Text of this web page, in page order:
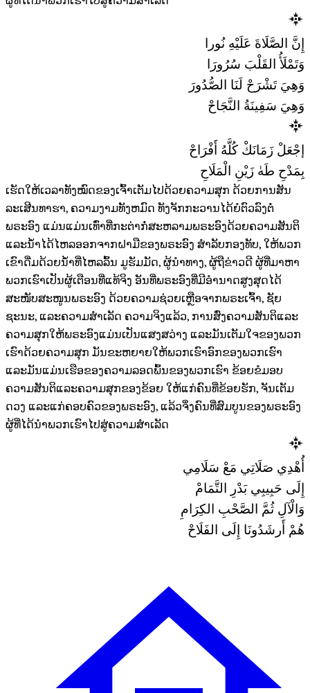
إِنَّ الصَّلَاةَ عَلَيْهِ نُورا
وَتَمْلَأُ القَلْبَ سُرُورَا
وَهِيَ تَشْرَحْ لَنَا الصُّدُورَ
وَهِيَ سَفِينَةُ النَّجَاحْ
إجْعَلْ زَمَانَكْ كُلَّهُ أَفْرَاحْ
بِمَدْحِ طَهٰ زَيْنِ الْمَلَاحِ
ເຮັດໃຫ້ເວລາທັງໝົດຂອງເຈົ້າເຕັມໄປດ້ວຍຄວາມສຸກ ດ້ວຍການສັນ
ລະເສີນທາຮາ, ຄວາມງາມທັງຫມົດ ທັງຈັກກະວານໄດ້ຍໍຕົວລົງຕໍ່
ພຣະອົງ ແມ່ນແມ່ນເທົ່າທີ່ກະຕ່າກໍ່ສະຫລາມພຣະອົງດ້ວຍຄວາມສັນຕິ
ແລະນ້ຳໄດ້ໄຫລອອກຈາກຝາມືຂອງພຣະອົງ ສຳລັບກອງທັບ, ໃຫ້ພວກ
ເຂົາດື່ມດ້ວຍນ້ຳທີ່ໄຫລລົ້ນ ມູຮັມມັດ, ຜູ້ນຳທາງ, ຜູ້ຖືຂ່າວດີ ຜູ້ທີ່ມາຫາ
ພວກເຮົາເປັນຜູ້ເຕືອນທີ່ແທ້ຈິງ ອັນທີ່ພຣະອົງທີ່ມີອຳນາດສູງສຸດໄດ້
ສະໜັບສະໜູນພຣະອົງ ດ້ວຍຄວາມຊ່ວຍເຫຼືອຈາກພຣະເຈົ້າ, ຊັຍ
ຊະນະ, ແລະຄວາມສຳເລັດ ຄວາມຈິງແລ້ວ, ການສົ່ງຄວາມສັນຕິແລະ
ຄວາມສຸກໃຫ້ພຣະອົງແມ່ນເປັນແສງສວ່າງ ແລະມັນເຕັມໃຈຂອງພວກ
ເຮົາດ້ວຍຄວາມສຸກ ມັນຂະຫຍາຍໃຫ້ພວກເຮົາອົກຂອງພວກເຮົາ
ແລະມັນແມ່ນເຮືອຂອງຄວາມລອດພົ້ນຂອງພວກເຮົາ ຂ້ອຍຂໍມອບ
ຄວາມສັນຕິແລະຄວາມສຸກຂອງຂ້ອຍ ໃຫ້ແກ່ຄົນທີ່ຂ້ອຍຮັກ, ຈັນເຕັມ
ດວງ ແລະແກ່ຄອບຄົວຂອງພຣະອົງ, ແລ້ວຈຶ່ງຄົນທີ່ສົມບູນຂອງພຣະອົງ
ຜູ້ທີ່ໄດ້ນຳພວກເຮົາໄປສູ່ຄວາມສຳເລັດ
أُهْدِي صَلَاتِي مَعْ سَلَامِي
إِلَى حَبِيبِي بَدْرِ التَّمَامْ
وَالْآلِ ثُمَّ الصَّحْبِ الكِرَامِ
هُمْ أَرشَدُونَا إِلَى الفَلَاحْ